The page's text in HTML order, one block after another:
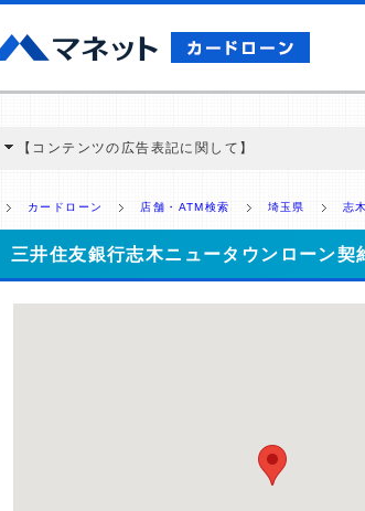
【コンテンツの広告表記に関して】
ミ収集などに基づき、公平性を担保した情報提供を行
>提携企業一覧
カードローン 店舗・ATM検索 埼玉県 志
三井住友銀行志木ニュータウンローン契